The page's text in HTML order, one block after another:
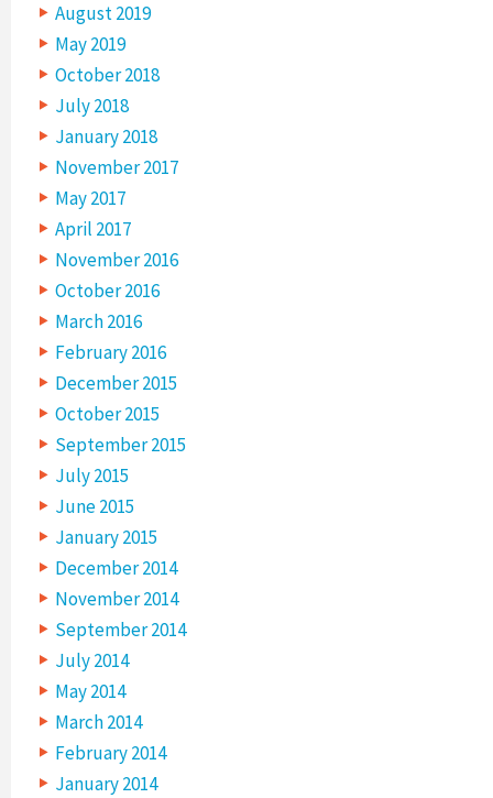
August 2019
May 2019
October 2018
July 2018
January 2018
November 2017
May 2017
April 2017
November 2016
October 2016
March 2016
February 2016
December 2015
October 2015
September 2015
July 2015
June 2015
January 2015
December 2014
November 2014
September 2014
July 2014
May 2014
March 2014
February 2014
January 2014